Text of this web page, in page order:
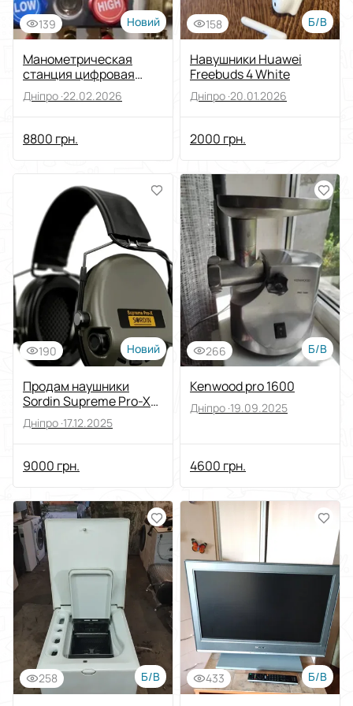
139 Новий
Манометрическая
станция цифровая
+щупы, краны,
коннекторы, шланги
Дніпро ·22.02.2026
8800 грн.
158 Б/В
Навушники Huawei
Freebuds 4 White
Дніпро ·20.01.2026
2000 грн.
190 Новий
Продам наушники
Sordin Supreme Pro-X
Slim.
Дніпро ·17.12.2025
9000 грн.
266 Б/В
Kenwood pro 1600
Дніпро ·19.09.2025
4600 грн.
258 Б/В 433 Б/В